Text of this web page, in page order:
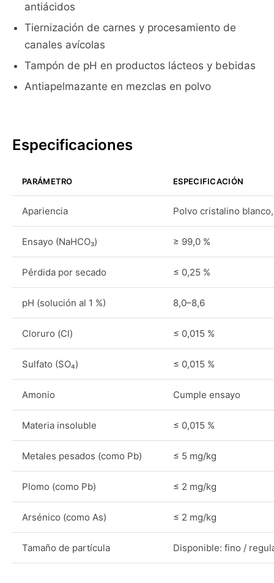
antiácidos
Tiernización de carnes y procesamiento de
canales avícolas
Tampón de pH en productos lácteos y bebidas
Antiapelmazante en mezclas en polvo
Especificaciones
PARÁMETRO ESPECIFICACIÓN
Apariencia Polvo cristalino
Ensayo (NaHCO₃) ≥ 99,0 %
Pérdida por secado ≤ 0,25 %
pH (solución al 1 %) 8,0–8,6
Cloruro (Cl) ≤ 0,015 %
Sulfato (SO₄) ≤ 0,015 %
Amonio Cumple ensayo
Materia insoluble ≤ 0,015 %
Metales pesados (como Pb) ≤ 5 mg/kg
Plomo (como Pb) ≤ 2 mg/kg
Arsénico (como As) ≤ 2 mg/kg
Tamaño de partícula Disponible: fino /